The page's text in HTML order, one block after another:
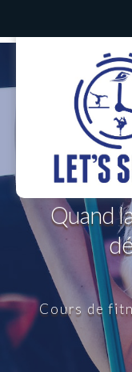
Let's
Quand
Cours de